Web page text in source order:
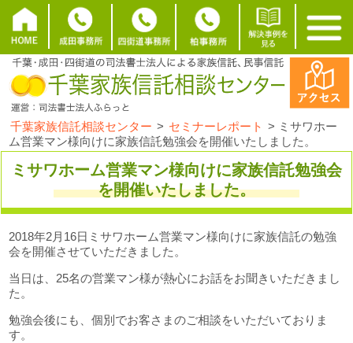
千葉家族信託相談センター > セミナーレポート > ミサワホー
ム営業マン様向けに家族信託勉強会を開催いたしました。
ミサワホーム営業マン様向けに家族信託勉強会
を開催いたしました。
2018年2月16日ミサワホーム営業マン様向けに家族信託の勉強
会を開催させていただきました。
当日は、25名の営業マン様が熱心にお話をお聞きいただきまし
た。
勉強会後にも、個別でお客さまのご相談をいただいておりま
す。